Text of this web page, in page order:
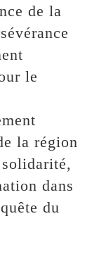
de la
le
la région
dans
du